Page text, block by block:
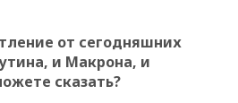
от сегодняшних
и Макрона, и
сказать?